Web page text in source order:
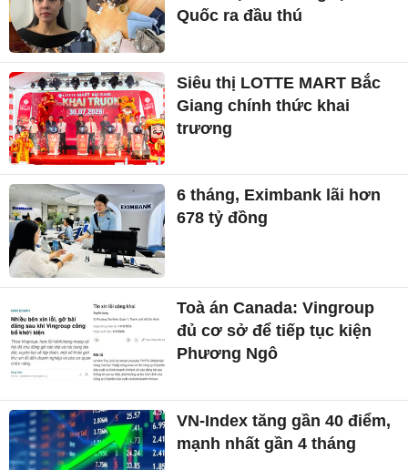
Quốc ra đầu thú
Siêu thị LOTTE MART Bắc
Giang chính thức khai
trương
6 tháng, Eximbank lãi hơn
678 tỷ đồng
Toà án Canada: Vingroup
đủ cơ sở để tiếp tục kiện
Phương Ngô
VN-Index tăng gần 40 điểm,
mạnh nhất gần 4 tháng